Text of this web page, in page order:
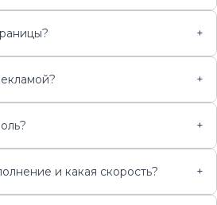
+
+
+
и какая скорость? +